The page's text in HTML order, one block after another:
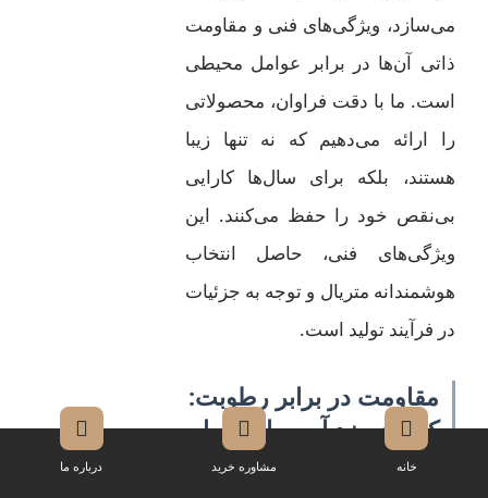
می‌سازد، ویژگی‌های فنی و مقاومت
ذاتی آن‌ها در برابر عوامل محیطی
است. ما با دقت فراوان، محصولاتی
را ارائه می‌دهیم که نه تنها زیبا
هستند، بلکه برای سال‌ها کارایی
بی‌نقص خود را حفظ می‌کنند. این
ویژگی‌های فنی، حاصل انتخاب
هوشمندانه متریال و توجه به جزئیات
در فرآیند تولید است.
مقاومت در برابر رطوبت:
کابینت ضد آب برای طول
عمر بیشتر
خانه مشاوره خرید درباره ما